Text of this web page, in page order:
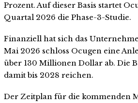
Prozent. Auf dieser Basis startet
Quartal 2026 die Phase-3-Studie.
Finanziell hat sich das
Mai 2026 schloss Ocugen eine
über 130 Millionen Dollar ab. Die
damit bis 2028 reichen.
Der Zeitplan für die kommenden